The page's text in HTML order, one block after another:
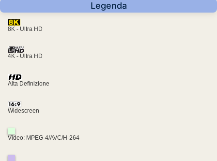
Legenda
8K - Ultra HD
4K - Ultra HD
Alta Definizione
Widescreen
Video: MPEG-4/AVC/H-264